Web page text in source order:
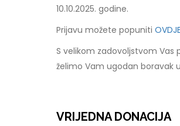
10.10.2025. godine.
Prijavu možete popuniti
S velikom zadovoljstvom Vas
želimo Vam ugodan boravak
VRIJEDNA DONACIJA